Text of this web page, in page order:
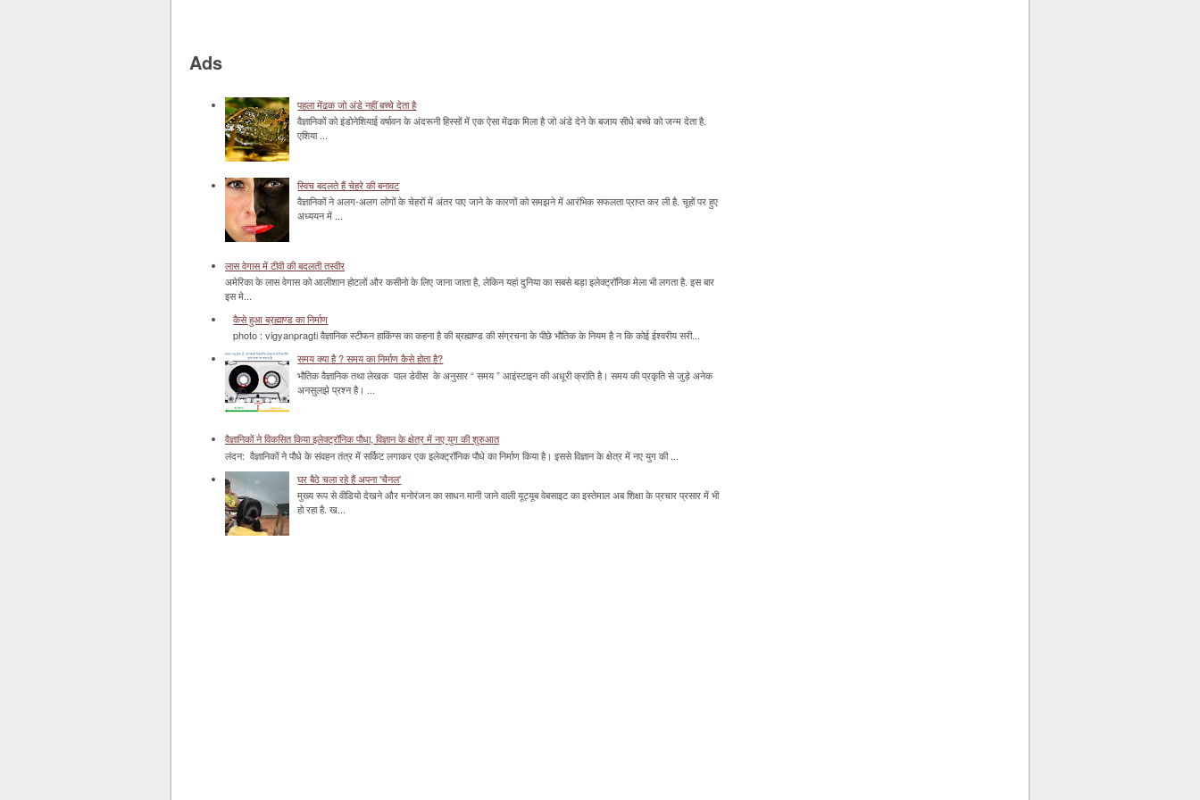
Ads
पहला मेंढक जो अंडे नहीं बच्चे देता है
वैज्ञानिकों को इंडोनेशियाई वर्षावन के अंदरूनी हिस्सों में एक ऐसा मेंढक मिला है जो अंडे देने के बजाय सीधे बच्चे को जन्म देता है.
एशिया ...
स्विच बदलते हैं चेहरे की बनावट
वैज्ञानिकों ने अलग-अलग लोगों के चेहरों में अंतर पाए जाने के कारणों को समझने में आरंभिक सफलता प्राप्त कर ली है. चूहों पर हुए
अध्ययन में ...
लास वेगास में टीवी की बदलती तस्वीर
अमेरिका के लास वेगास को आलीशान होटलों और कसीनो के लिए जाना जाता है, लेकिन यहां दुनिया का सबसे बड़ा इलेक्ट्रॉनिक मेला भी लगता है. इस बार
इस मे...
कैसे हुआ ब्रह्माण्ड का निर्माण
photo : vigyanpragti वैज्ञानिक स्टीफन हाकिंग्स का कहना है की ब्रह्माण्ड की संग्रचना के पीछे भौतिक के नियम है न कि कोई ईश्वरीय सरी...
समय क्या है ? समय का निर्माण कैसे होता है?
भौतिक वैज्ञानिक तथा लेखक पाल डेवीस के अनुसार “ समय ” आइंस्टाइन की अधूरी क्रांति है। समय की प्रकृति से जुड़े अनेक
अनसुलझे प्रश्न है। ...
वैज्ञानिकों ने विकसित किया इलेक्ट्रॉनिक पौधा, विज्ञान के क्षेत्र में नए युग की शुरुआत
लंदन: वैज्ञानिकों ने पौधे के संवहन तंत्र में सर्किट लगाकर एक इलेक्ट्रॉनिक पौधे का निर्माण किया है। इससे विज्ञान के क्षेत्र में नए युग की ...
घर बैठे चला रहे हैं अपना 'चैनल'
मुख्य रूप से वीडियो देखने और मनोरंजन का साधन मानी जाने वाली यूट्यूब वेबसाइट का इस्तेमाल अब शिक्षा के प्रचार प्रसार में भी
हो रहा है. ख...